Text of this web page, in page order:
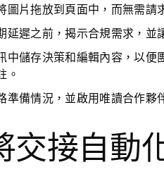
圖片拖放到頁面中，而無需請
延遲之前，揭示合規需求，並
中儲存決策和編輯內容，以便
。
準備情況，並啟用唯讀合作夥
交接自動